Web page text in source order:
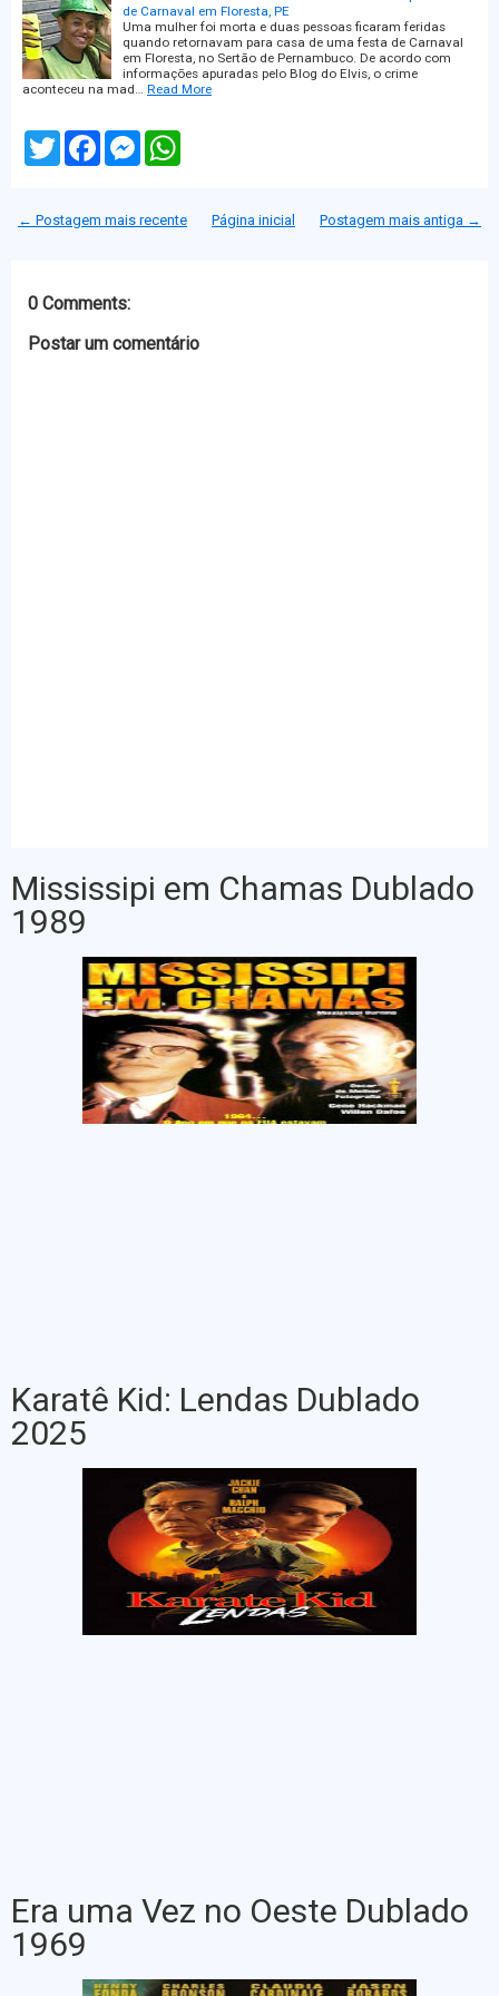
de Carnaval em Floresta, PE
Uma mulher foi morta e duas pessoas ficaram feridas
quando retornavam para casa de uma festa de Carnaval
em Floresta, no Sertão de Pernambuco. De acordo com
informações apuradas pelo Blog do Elvis, o crime
aconteceu na mad… Read More
T
w
e
F
o
M
n
A
← Postagem mais recente Postagem mais antiga →
Página inicial
0 Comments:
Postar um comentário
Mississipi em Chamas Dublado
1989
Karatê Kid: Lendas Dublado
2025
Era uma Vez no Oeste Dublado
1969